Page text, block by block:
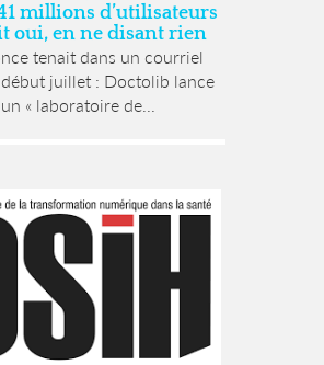
millions d’utilisateurs
oui, en ne disant rien
tenait dans un courriel
juillet : Doctolib lance
un « laboratoire de...